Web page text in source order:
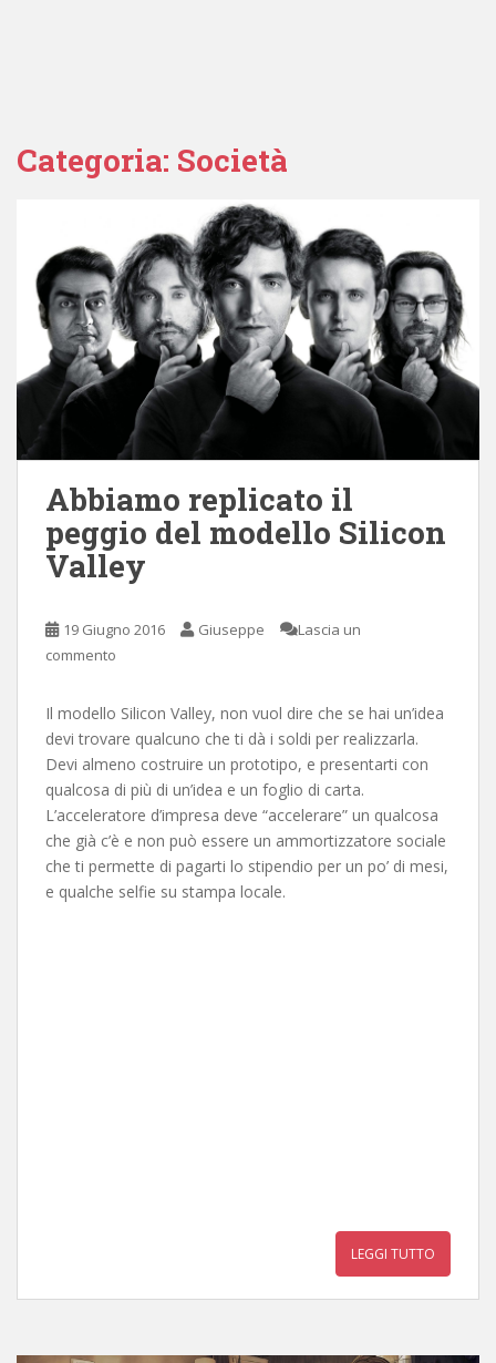
Categoria: Società
Abbiamo replicato il
peggio del modello Silicon
Valley
19 Giugno 2016 Giuseppe
Lascia un
commento
Il modello Silicon Valley, non vuol dire che se hai un’idea
devi trovare qualcuno che ti dà i soldi per realizzarla.
Devi almeno costruire un prototipo, e presentarti con
qualcosa di più di un’idea e un foglio di carta.
L’acceleratore d’impresa deve “accelerare” un qualcosa
che già c’è e non può essere un ammortizzatore sociale
che ti permette di pagarti lo stipendio per un po’ di mesi,
e qualche selfie su stampa locale.
LEGGI TUTTO